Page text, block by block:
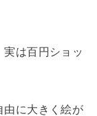
は百円ショッ
由に大きく絵が